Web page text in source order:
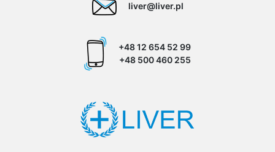
liver@liver.pl
+48 12 654 52 99
+48 500 460 255